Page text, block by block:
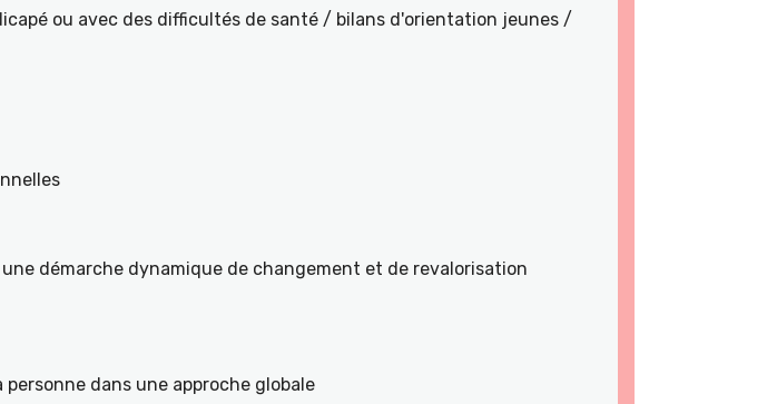
ou avec des difficultés de santé / bilans d'orientation jeunes /
démarche dynamique de changement et de revalorisation
dans une approche globale